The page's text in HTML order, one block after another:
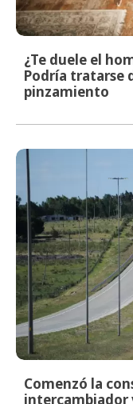
¿Te duele el
Podría tratarse
pinzamiento
Comenzó la
intercambiador